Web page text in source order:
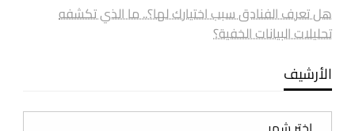
هل تعرف الفنادق سبب اختيارك لها؟.. ما الذي تكشفه
تحليلات البيانات الخفية؟
الأرشيف
الأرشيف